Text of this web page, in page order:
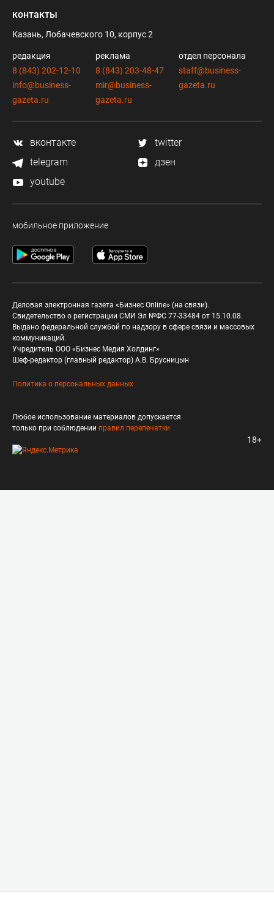
контакты
Казань, Лобачевского 10, корпус 2
редакция
8 (843) 202-12-10
info@business-
gazeta.ru
реклама
8 (843) 203-48-47
mir@business-
gazeta.ru
отдел персонала
staff@business-
gazeta.ru
вконтакте
twitter
telegram
дзен
youtube
мобильное приложение
Деловая электронная газета «Бизнес Online» (на связи).
Свидетельство о регистрации СМИ Эл №ФС 77-33484 от 15.10.08.
Выдано федеральной службой по надзору в сфере связи и массовых
коммуникаций.
Учредитель ООО «Бизнес Медия Холдинг»
Шеф-редактор (главный редактор) А.В. Брусницын
Политика о персональных данных
Любое использование материалов допускается
только при соблюдении правил перепечатки
18+